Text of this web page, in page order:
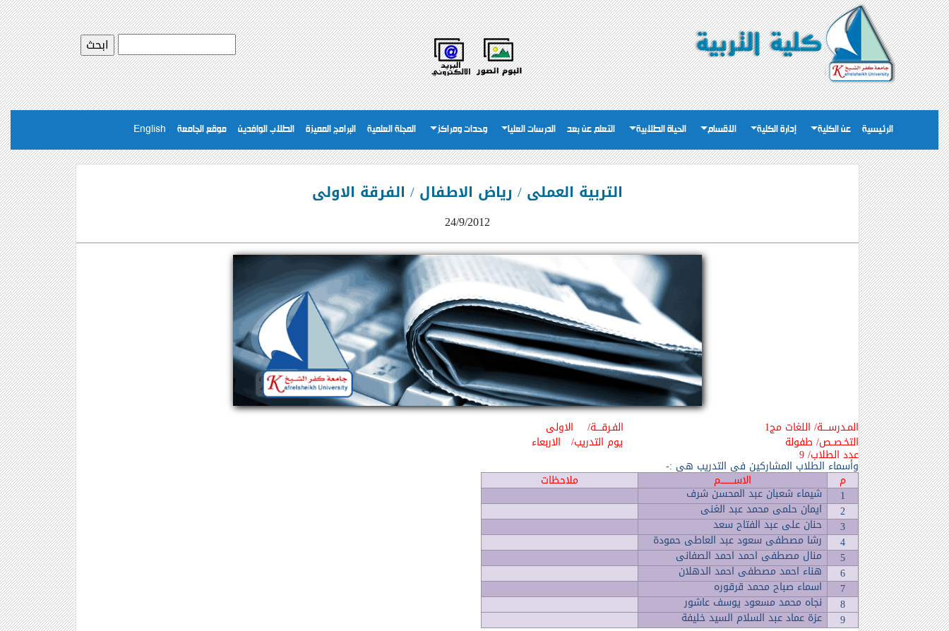
الرئيسية عن الكلية إدارة الكلية الاقسام الحياة الطلابية التعلم عن بعد الدرسات العليا وحدات ومراكز المجلة العلمية البرامج المميزة الطلاب الوافدين موقع الجامعة English
التربية العملى / رياض الاطفال / الفرقة الاولى
24/9/2012
المـدرســــة/ اللغات مج1 الفـرقــــة/ الاولى
التخـصــص/ طفولة يوم التدريب/ الاربعاء
عدد الطلاب/ 9
وأسماء الطلاب المشاركين في التدريب هي :-
م الاســـــــــم
ملاحظات
1
شيماء شعبان عبد المحسن شرف
2
ايمان حلمى محمد عبد الغنى
3
حنان على عبد الفتاح سعد
4
رشا مصطفى سعود عبد العاطى حمودة
5
منال مصطفى احمد احمد الصفانى
6
هناء احمد مصطفى احمد الدهلان
7
اسماء صباح محمد قرقوره
8
نجاه محمد مسعود يوسف عاشور
9
عزة عماد عبد السلام السيد خليفة